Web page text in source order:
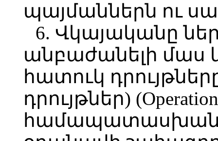
պայմաններն ու
6. Վկայականը
անբաժանելի մաս
հատուկ
դրույթներ)
համապատասխան